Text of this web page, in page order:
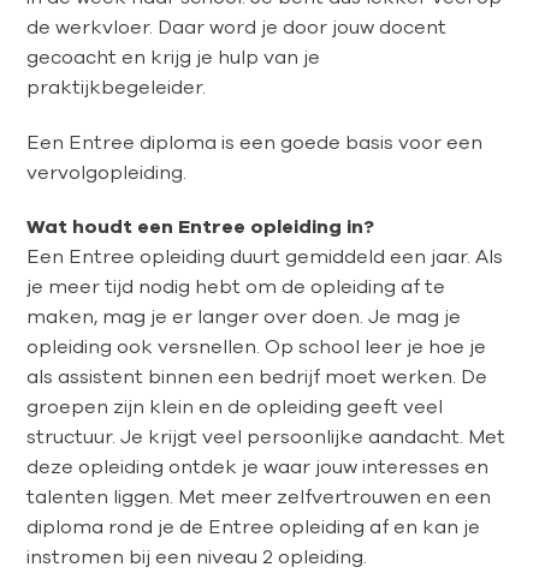
de werkvloer. Daar word je door jouw docent
gecoacht en krijg je hulp van je
praktijkbegeleider.
Een Entree diploma is een goede basis voor een
vervolgopleiding.
Wat houdt een Entree opleiding in?
Een Entree opleiding duurt gemiddeld een jaar. Als
je meer tijd nodig hebt om de opleiding af te
maken, mag je er langer over doen. Je mag je
opleiding ook versnellen. Op school leer je hoe je
als assistent binnen een bedrijf moet werken. De
groepen zijn klein en de opleiding geeft veel
structuur. Je krijgt veel persoonlijke aandacht. Met
deze opleiding ontdek je waar jouw interesses en
talenten liggen. Met meer zelfvertrouwen en een
diploma rond je de Entree opleiding af en kan je
instromen bij een niveau 2 opleiding.